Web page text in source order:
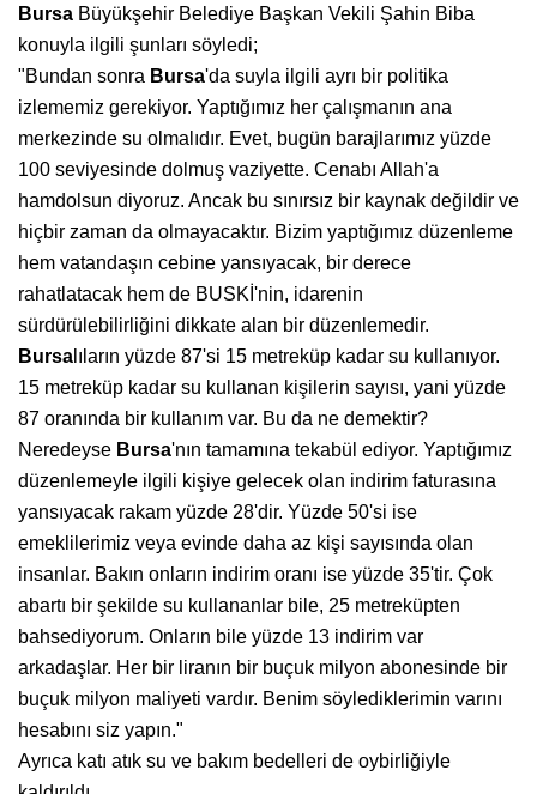
Bursa Büyükşehir Belediye Başkan Vekili Şahin Biba
konuyla ilgili şunları söyledi;
"Bundan sonra Bursa'da suyla ilgili ayrı bir politika
izlememiz gerekiyor. Yaptığımız her çalışmanın ana
merkezinde su olmalıdır. Evet, bugün barajlarımız yüzde
100 seviyesinde dolmuş vaziyette. Cenabı Allah'a
hamdolsun diyoruz. Ancak bu sınırsız bir kaynak değildir ve
hiçbir zaman da olmayacaktır. Bizim yaptığımız düzenleme
hem vatandaşın cebine yansıyacak, bir derece
rahatlatacak hem de BUSKİ'nin, idarenin
sürdürülebilirliğini dikkate alan bir düzenlemedir.
Bursa lıların yüzde 87'si 15 metreküp kadar su kullanıyor.
15 metreküp kadar su kullanan kişilerin sayısı, yani yüzde
87 oranında bir kullanım var. Bu da ne demektir?
Neredeyse Bursa'nın tamamına tekabül ediyor. Yaptığımız
düzenlemeyle ilgili kişiye gelecek olan indirim faturasına
yansıyacak rakam yüzde 28'dir. Yüzde 50'si ise
emeklilerimiz veya evinde daha az kişi sayısında olan
insanlar. Bakın onların indirim oranı ise yüzde 35'tir. Çok
abartı bir şekilde su kullananlar bile, 25 metreküpten
bahsediyorum. Onların bile yüzde 13 indirim var
arkadaşlar. Her bir liranın bir buçuk milyon abonesinde bir
buçuk milyon maliyeti vardır. Benim söylediklerimin varını
hesabını siz yapın."
Ayrıca katı atık su ve bakım bedelleri de oybirliğiyle